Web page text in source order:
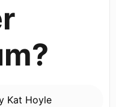
Kat Hoyle